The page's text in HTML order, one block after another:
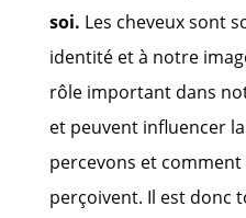
soi. Les cheveux sont
identité et à notre
rôle important dans
et peuvent influencer
percevons et
perçoivent. Il est donc